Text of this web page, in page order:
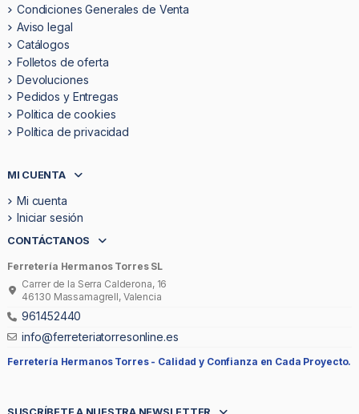
Condiciones Generales de Venta
Aviso legal
Catálogos
Folletos de oferta
Devoluciones
Pedidos y Entregas
Politica de cookies
Política de privacidad
MI CUENTA
Mi cuenta
Iniciar sesión
CONTÁCTANOS
Ferretería Hermanos Torres SL
Carrer de la Serra Calderona, 16
46130 Massamagrell, Valencia
961452440
info@ferreteriatorresonline.es
Ferretería Hermanos Torres - Calidad y Confianza en Cada Proyecto.